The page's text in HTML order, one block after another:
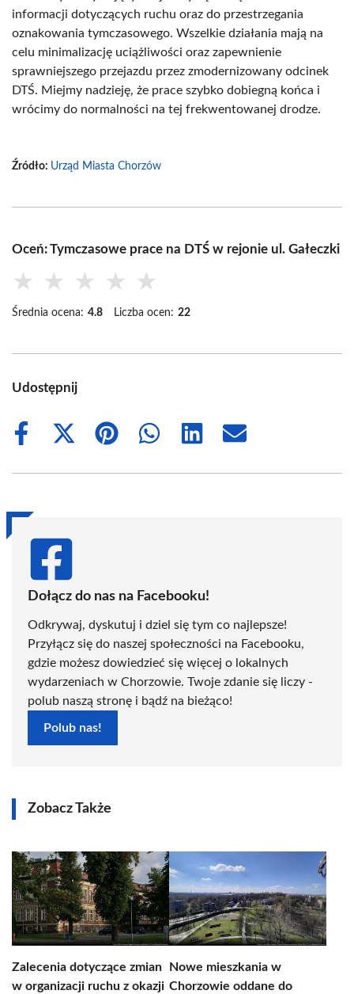
informacji dotyczących ruchu oraz do przestrzegania
oznakowania tymczasowego. Wszelkie działania mają na
celu minimalizację uciążliwości oraz zapewnienie
sprawniejszego przejazdu przez zmodernizowany odcinek
DTŚ. Miejmy nadzieję, że prace szybko dobiegną końca i
wrócimy do normalności na tej frekwentowanej drodze.
Źródło: Urząd Miasta Chorzów
Oceń: Tymczasowe prace na DTŚ w rejonie ul. Gałeczki
★ ★ ★ ★ ★
Średnia ocena: 4.8 Liczba ocen: 22
Udostępnij
Share
Share
(Twitter)
Share
Share
Share
Share
Dołącz do nas na Facebooku!
Odkrywaj, dyskutuj i dziel się tym co najlepsze!
Przyłącz się do naszej społeczności na Facebooku,
gdzie możesz dowiedzieć się więcej o lokalnych
wydarzeniach w Chorzowie. Twoje zdanie się liczy -
polub naszą stronę i bądź na bieżąco!
Polub nas!
Zobacz Także
Zalecenia dotyczące zmian
w organizacji ruchu z okazji
Nowe mieszkania w
Chorzowie oddane do